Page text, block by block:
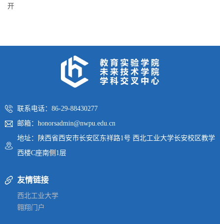
开
联系电话：86-29-88430277
邮箱：honorsadmin@nwpu.edu.cn
地址：陕西省西安市长安区东祥路1号 西北工业大学长安校区教学
西楼C座南侧1层
友情链接
西北工业大学
翱翔门户